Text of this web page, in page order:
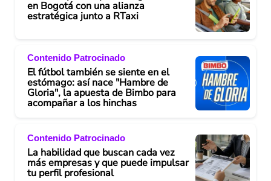
en Bogotá con una alianza
estratégica junto a RTaxi
Contenido Patrocinado
El fútbol también se siente en el
estómago: así nace "Hambre de
Gloria", la apuesta de Bimbo para
acompañar a los hinchas
Contenido Patrocinado
La habilidad que buscan cada vez
más empresas y que puede impulsar
tu perfil profesional